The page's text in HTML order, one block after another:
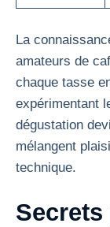
La
amateurs de
chaque tasse
expérimentant
dégustation
mélangent
technique.